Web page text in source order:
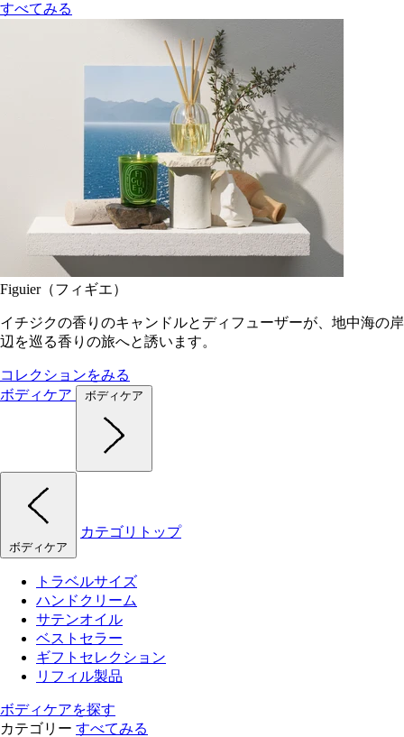
すべてみる
Figuier（フィギエ）
イチジクの香りのキャンドルとディフューザーが、地中海の岸
辺を巡る香りの旅へと誘います。
コレクションをみる
ボディケア
ボディケア
ボディケア
カテゴリトップ
トラベルサイズ
ハンドクリーム
サテンオイル
ベストセラー
ギフトセレクション
リフィル製品
ボディケアを探す
カテゴリー すべてみる